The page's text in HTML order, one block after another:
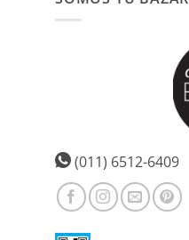
(011) 6512-6409